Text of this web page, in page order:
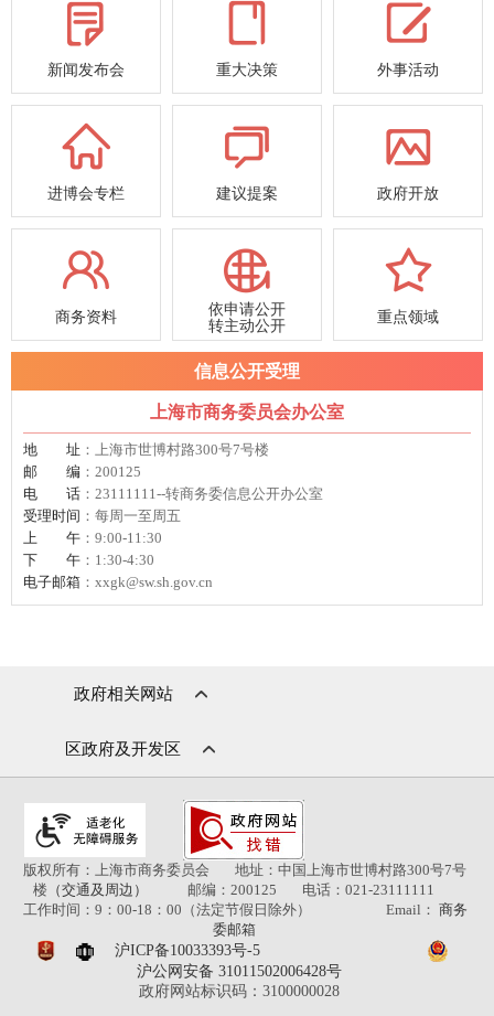
新闻发布会 重大决策 外事活动
进博会专栏 建议提案 政府开放
商务资料
依申请公开
转主动公开
重点领域
信息公开受理
上海市商务委员会办公室
地址 ：上海市世博村路300号7号楼
邮编 ：200125
电话 ：23111111--转商务委信息公开办公室
受理时间 ：每周一至周五
上午 ：9:00-11:30
下午 ：1:30-4:30
电子邮箱 ：xxgk@sw.sh.gov.cn
政府相关网站
区政府及开发区
版权所有：上海市商务委员会
地址：中国上海市世博村路300号7号
楼 （交通及周边） 邮编：200125
电话：021-23111111
工作时间：9：00-18：00（法定节假日除外）
Email： 商务
委邮箱
沪ICP备10033393号-5
沪公网安备 31011502006428号
政府网站标识码：3100000028